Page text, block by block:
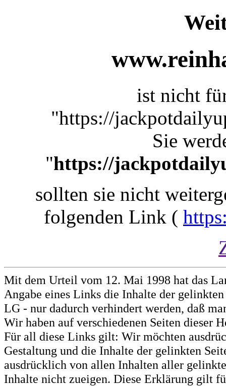
ist nicht
"https://
Sie
"https://
sollten sie nicht
folgenden Link (
Mit dem Urteil vom 12. Mai 1998 hat das
Angabe eines Links die Inhalte der
LG - nur dadurch verhindert werden, daß
Wir haben auf verschiedenen Seiten dieser
Für all diese Links gilt: Wir möchten
Gestaltung und die Inhalte der gelinkten
ausdrücklich von allen Inhalten aller
Inhalte nicht zueigen. Diese Erklärung gilt